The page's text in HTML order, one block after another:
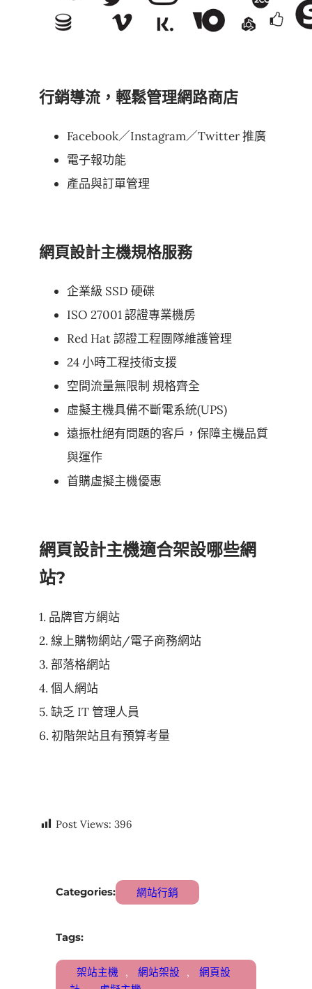
行銷導流，輕鬆管理網路商店
Facebook／Instagram／Twitter 推廣
電子報功能
產品與訂單管理
網頁設計主機規格服務
企業級 SSD 硬碟
ISO 27001 認證專業機房
Red Hat 認證工程團隊維護管理
24 小時工程技術支援
空間流量無限制 規格齊全
虛擬主機具備不斷電系統(UPS)
遠振杜絕有問題的客戶，保障主機品質
與運作
首購虛擬主機優惠
網頁設計主機適合架設哪些網
站?
1. 品牌官方網站
2. 線上購物網站/電子商務網站
3. 部落格網站
4. 個人網站
5. 缺乏 IT 管理人員
6. 初階架站且有預算考量
Post Views: 396
Categories: 網站行銷
Tags:
架站主機 , 網站架設 ,
網頁設